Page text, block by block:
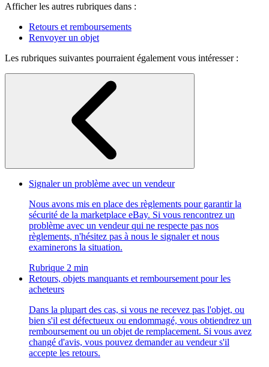
Afficher les autres rubriques dans :
Retours et remboursements
Renvoyer un objet
Les rubriques suivantes pourraient également vous intéresser :
Signaler un problème avec un vendeur
Nous avons mis en place des règlements pour garantir la
sécurité de la marketplace eBay. Si vous rencontrez un
problème avec un vendeur qui ne respecte pas nos
règlements, n'hésitez pas à nous le signaler et nous
examinerons la situation.
Rubrique 2 min
Retours, objets manquants et remboursement pour les
acheteurs
Dans la plupart des cas, si vous ne recevez pas l'objet, ou
bien s'il est défectueux ou endommagé, vous obtiendrez un
remboursement ou un objet de remplacement. Si vous avez
changé d'avis, vous pouvez demander au vendeur s'il
accepte les retours.